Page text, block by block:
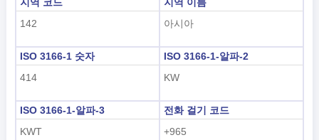
지역 코드
142
지역 이름
아시아
ISO 3166-1 숫자
414
ISO 3166-1-알파-2
KW
ISO 3166-1-알파-3
KWT
전화 걸기 코드
+965